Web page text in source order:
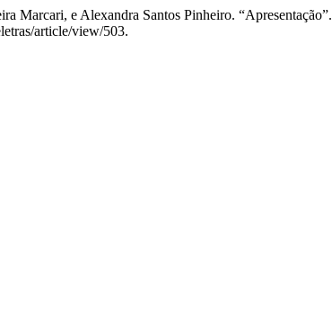
Marcari, e Alexandra Santos Pinheiro. “Apresentação”.
article/view/503.